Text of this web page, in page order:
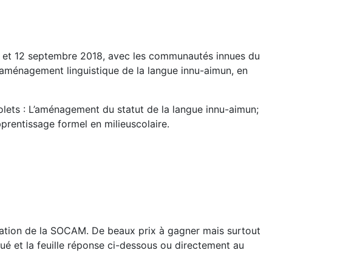
12 septembre 2018, avec les communautés innues du
linguistique de la langue innu-aimun, en
: L’aménagement du statut de la langue innu-aimun;
formel en milieuscolaire.
de la SOCAM. De beaux prix à gagner mais surtout
et la feuille réponse ci-dessous ou directement au